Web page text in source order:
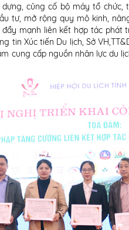
củng cố bộ máy tổ
tư, mở rộng quy mô kinh,
mạnh liên kết hợp tác phát
tin Xúc tiến Du lịch, Sở
cung cấp nguồn nhân lực du